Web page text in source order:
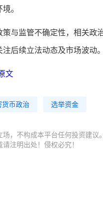
。
与监管不确定性，相关政
后续立法动态及市场波动
文
货币政治 选举资金
，不构成本平台任何投资建
注明出处！侵权必究！